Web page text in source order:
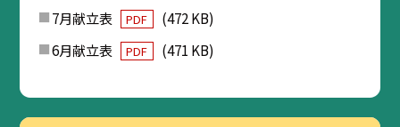
7月献立表 PDF
(472 KB)
6月献立表
PDF (471 KB)